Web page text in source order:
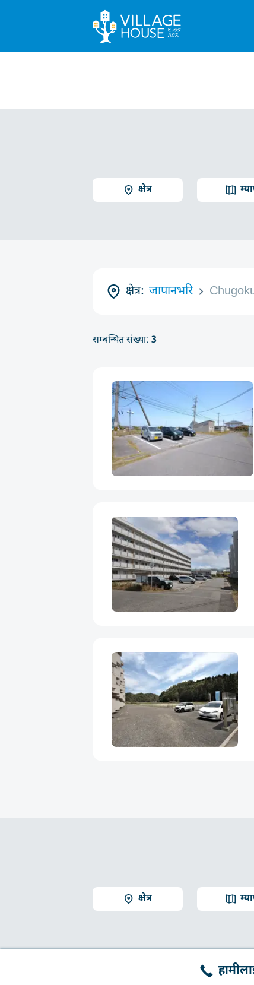
क्षेत्र
क्षेत्र: जापानभरि
सम्बन्धित संख्या: 3
क्षेत्र